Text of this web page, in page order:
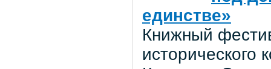
единстве»
Книжный
исторического